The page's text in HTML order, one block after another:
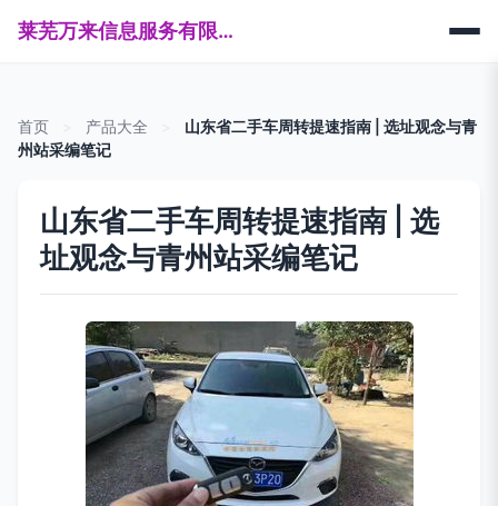
莱芜万来信息服务有限公司
首页 产品大全
山东省二手车周转提速指南 | 选址观念与青
州站采编笔记
山东省二手车周转提速指南 | 选
址观念与青州站采编笔记